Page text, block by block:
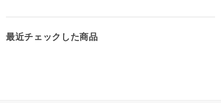
最近チェックした商品